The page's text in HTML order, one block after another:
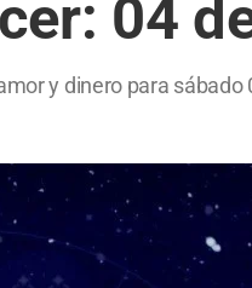
04
y dinero para sábado